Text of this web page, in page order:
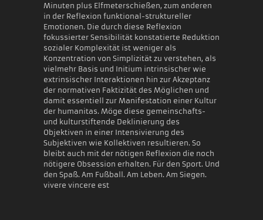
Minuten plus Elfmeterschießen, zum anderen
in der Reflexion funktional-struktureller
Emotionen. Die durch diese Reflexion
fokussierter Sensibilität konstatierte Reduktion
sozialer Komplexität ist weniger als
Konzentration von Simplizität zu verstehen, als
vielmehr Basis und Initium intrinsischer wie
extrinsischer Interaktionen hin zur Akzeptanz
der normativen Faktizität des Möglichen und
damit essentiell zur Manifestation einer Kultur
der humanitas. Möge diese gemeinschafts-
und kulturstiftende Deklinierung des
Objektiven in einer Intensivierung des
Subjektiven wie Kollektiven resultieren. So
bleibt auch mit der nötigen Reflexion die noch
nötigere Obsession erhalten. Für den Sport. Und
den Spaß. Am Fußball. Am Leben. Am Siegen.
vivere vincere est